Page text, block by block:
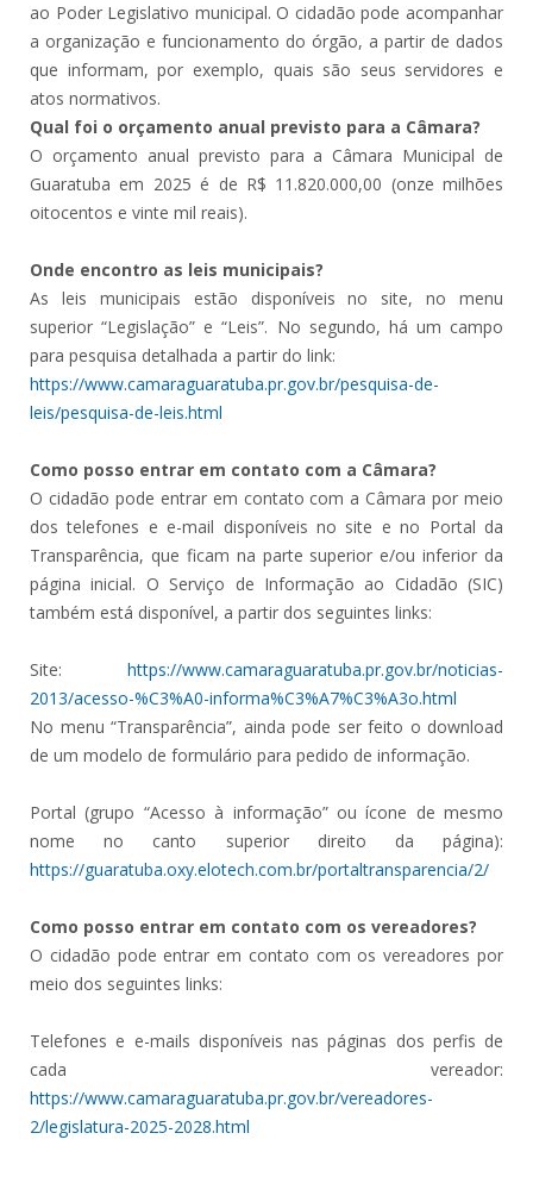
ao Poder Legislativo municipal. O cidadão pode acompanhar
a organização e funcionamento do órgão, a partir de dados
que informam, por exemplo, quais são seus servidores e
atos normativos.
Qual foi o orçamento anual previsto para a Câmara?
O orçamento anual previsto para a Câmara Municipal de
Guaratuba em 2025 é de R$ 11.820.000,00 (onze milhões
oitocentos e vinte mil reais).
Onde encontro as leis municipais?
As leis municipais estão disponíveis no site, no menu
superior “Legislação” e “Leis”. No segundo, há um campo
para pesquisa detalhada a partir do link:
https://www.camaraguaratuba.pr.gov.br/pesquisa-de-
leis/pesquisa-de-leis.html
Como posso entrar em contato com a Câmara?
O cidadão pode entrar em contato com a Câmara por meio
dos telefones e e-mail disponíveis no site e no Portal da
Transparência, que ficam na parte superior e/ou inferior da
página inicial. O Serviço de Informação ao Cidadão (SIC)
também está disponível, a partir dos seguintes links:
Site: https://www.camaraguaratuba.pr.gov.br/noticias-
2013/acesso-%C3%A0-informa%C3%A7%C3%A3o.html
No menu “Transparência”, ainda pode ser feito o download
de um modelo de formulário para pedido de informação.
Portal (grupo “Acesso à informação” ou ícone de mesmo
nome no canto superior direito da página):
https://guaratuba.oxy.elotech.com.br/portaltransparencia/2/
Como posso entrar em contato com os vereadores?
O cidadão pode entrar em contato com os vereadores por
meio dos seguintes links:
Telefones e e-mails disponíveis nas páginas dos perfis de
cada vereador:
https://www.camaraguaratuba.pr.gov.br/vereadores-
2/legislatura-2025-2028.html